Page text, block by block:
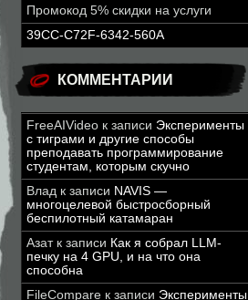
Промокод 5% скидки на услуги
39CC-C72F-6342-560A
КОММЕНТАРИИ
FreeAIVideo к записи Эксперименты
с тиграми и другие способы
преподавать программирование
студентам, которым скучно
Влад к записи NAVIS —
многоцелевой быстросборный
беспилотный катамаран
Азатк записи Как я собрал LLM-
печку на 4 GPU, и на что она
способна
FileCompare к записи Эксперименты